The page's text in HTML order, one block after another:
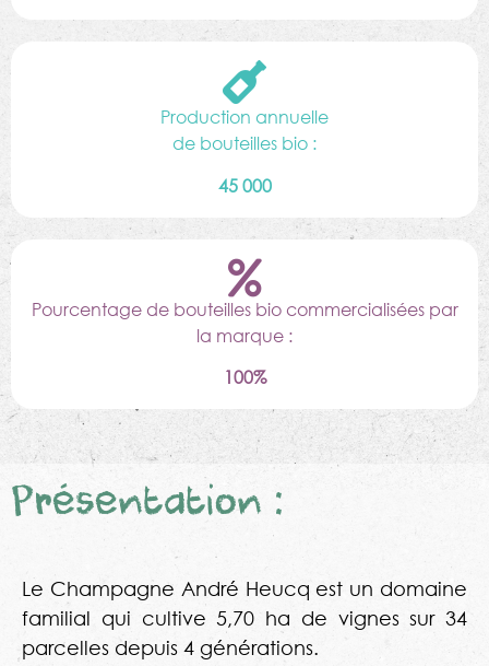
Production annuelle
de bouteilles bio :
45 000
Pourcentage de bouteilles bio commercialisées par
la marque :
100%
Présentation :
Le Champagne André Heucq est un domaine
familial qui cultive 5,70 ha de vignes sur 34
parcelles depuis 4 générations.